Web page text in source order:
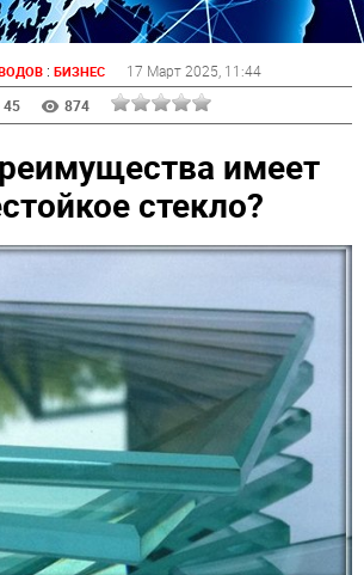
: БИЗНЕС 17 Март 2025 , 11:44
45
874
имеет
стекло?